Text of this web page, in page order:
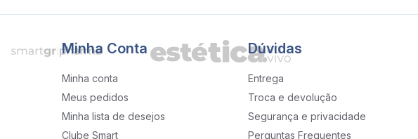
Minha Conta
Minha conta
Meus pedidos
Minha lista de desejos
Clube Smart
Dúvidas
Entrega
Troca e devolução
Segurança e privacidade
Perguntas Frequentes